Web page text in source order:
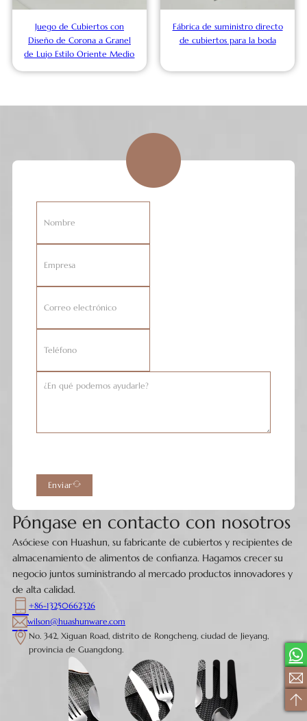
Juego de Cubiertos con
Diseño de Corona a Granel
de Lujo Estilo Oriente Medio
Fábrica de suministro directo
de cubiertos para la boda
Póngase en contacto con nosotros
Asóciese con Huashun, su fabricante de cubiertos y recipientes de
almacenamiento de alimentos de confianza. Hagamos crecer su
negocio juntos suministrando al mercado productos innovadores y
de alta calidad.
+86-13250662326
wilson@huashunware.com
No. 342, Xiguan Road, distrito de Rongcheng, ciudad de Jieyang,
provincia de Guangdong.
Enviar